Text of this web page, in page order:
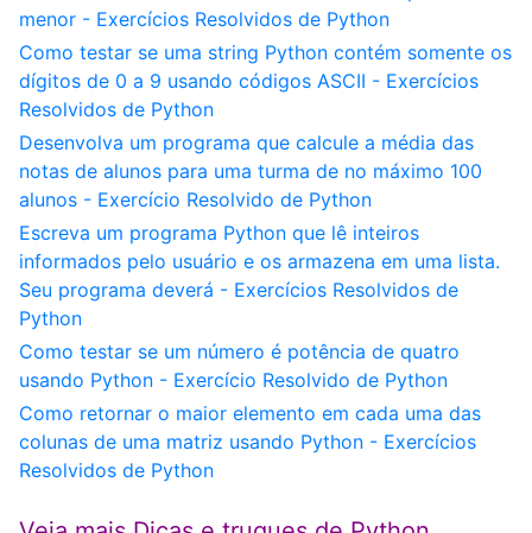
menor - Exercícios Resolvidos de Python
Como testar se uma string Python contém somente os
dígitos de 0 a 9 usando códigos ASCII - Exercícios
Resolvidos de Python
Desenvolva um programa que calcule a média das
notas de alunos para uma turma de no máximo 100
alunos - Exercício Resolvido de Python
Escreva um programa Python que lê inteiros
informados pelo usuário e os armazena em uma lista.
Seu programa deverá - Exercícios Resolvidos de
Python
Como testar se um número é potência de quatro
usando Python - Exercício Resolvido de Python
Como retornar o maior elemento em cada uma das
colunas de uma matriz usando Python - Exercícios
Resolvidos de Python